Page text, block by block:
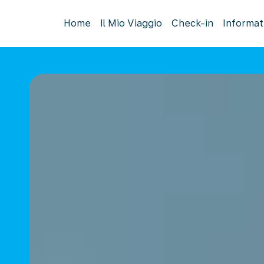
Home Il Mio Viaggio Check-in